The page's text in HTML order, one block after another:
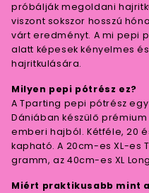
próbálják megoldani
viszont sokszor hosszú
várt eredményt. A mi pepi
alatt képesek kényelmes
hajritkulására.
Milyen pepi pótrész ez?
A Tparting pepi pótrész
Dániában készülő
emberi hajból. Kétféle, 20
kapható. A 20cm-es XL-es
gramm, az 40cm-es XL
Miért praktikusabb mint